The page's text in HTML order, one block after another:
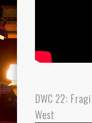
DWC 22:
West